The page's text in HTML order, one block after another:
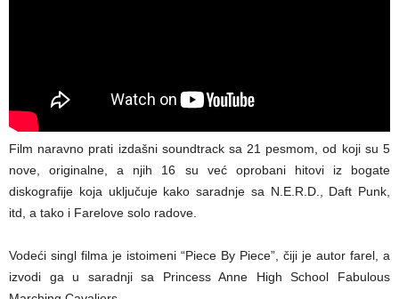
Film naravno prati izdašni soundtrack sa 21 pesmom, od koji su 5
nove, originalne, a njih 16 su već oprobani hitovi iz bogate
diskografije koja uključuje kako saradnje sa N.E.R.D., Daft Punk,
itd, a tako i Farelove solo radove.
Vodeći singl filma je istoimeni “Piece By Piece”, čiji je autor farel, a
izvodi ga u saradnji sa Princess Anne High School Fabulous